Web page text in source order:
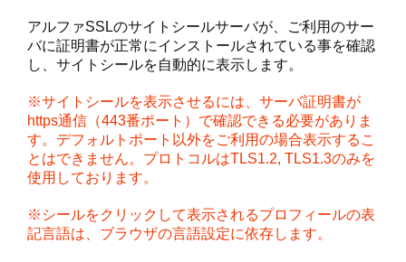
アルファSSLのサイトシールサーバが、ご利用のサー
バに証明書が正常にインストールされている事を確認
し、サイトシールを自動的に表示します。
※サイトシールを表示させるには、サーバ証明書が
https通信（443番ポート）で確認できる必要がありま
す。デフォルトポート以外をご利用の場合表示するこ
とはできません。プロトコルはTLS1.2, TLS1.3のみを
使用しております。
※シールをクリックして表示されるプロフィールの表
記言語は、ブラウザの言語設定に依存します。